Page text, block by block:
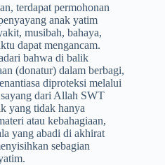
terdapat permohonan
anak yatim
musibah, bahaya,
dapat mengancam.
bahwa di balik
(donatur) dalam berbagi,
diproteksi melalui
dari Allah SWT
yang tidak hanya
atau kebahagiaan,
yang abadi di akhirat
sebagian